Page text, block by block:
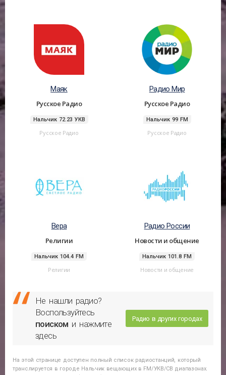
Маяк
Русское Радио
Нальчик 72.23 УКВ
Русское Радио
Радио Мир
Русское Радио
Нальчик 99 FM
Русское Радио
Вера
Религии
Нальчик 104.4 FM
Религии
Радио России
Новости и общение
Нальчик 101.8 FM
Новости и общение
Не нашли радио?
Воспользуйтесь
поиском и нажмите
здесь
Радио в других городах
На этой странице доступен полный список радиостанций, который
транслируется в городе Нальчик вещающих в FM/УКВ/СВ диапазонах.